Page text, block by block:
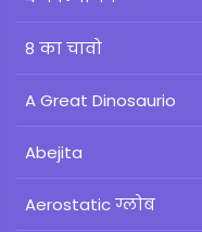
8 का चावो
A Great Dinosaurio
Abejita
Aerostatic ग्लोब